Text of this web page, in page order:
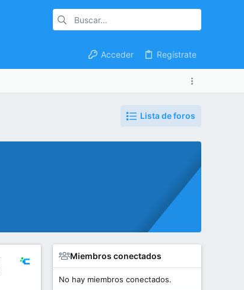
Acceder Regístrate
Lista de foros
Miembros conectados
No hay miembros conectados.